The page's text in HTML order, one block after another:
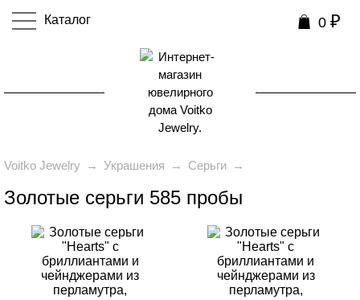
Каталог 0 ₽
Voitko Jewelry → Украшения → Серьги →
Золотые серьги 585 пробы